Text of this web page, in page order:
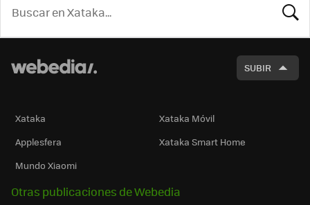
SUBIR
Xataka
Xataka Móvil
Applesfera
Xataka Smart Home
Mundo Xiaomi
Otras publicaciones de Webedia